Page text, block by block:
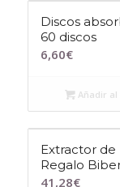
Discos
60 discos
6,60€
Añadir
Extractor
Regalo
41,28€